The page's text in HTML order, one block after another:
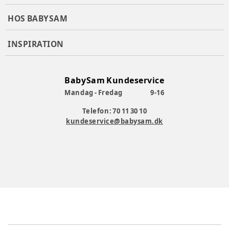
HOS BABYSAM
INSPIRATION
BabySam Kundeservice
Mandag - Fredag
9-16
Telefon: 70 11 30 10
kundeservice@babysam.dk